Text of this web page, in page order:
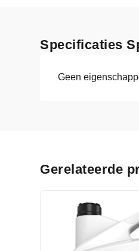
Specificaties
Geen
Gerelateerde